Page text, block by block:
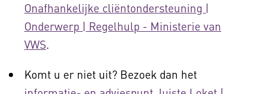
Onafhankelijke cliëntondersteuning |
Onderwerp | Regelhulp - Ministerie van
VWS.
Komt u er niet uit? Bezoek dan het